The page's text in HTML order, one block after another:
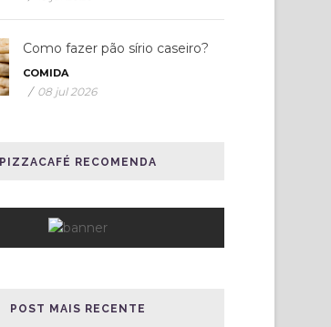
Como fazer pão sírio caseiro?
COMIDA
/ 08 jul 2026
PIZZACAFÉ RECOMENDA
POST MAIS RECENTE